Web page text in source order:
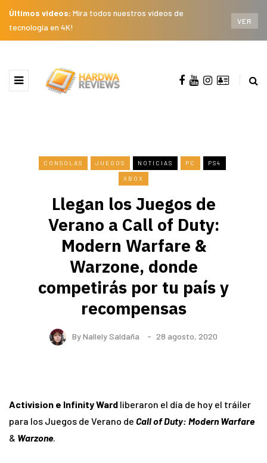
Últimos videos: Mira todos nuestros videos de
tecnología en 4K!
VER
CONSOLAS JUEGOS NOTICIAS PC PS4
XBOX
Llegan los Juegos de
Verano a Call of Duty:
Modern Warfare &
Warzone, donde
competirás por tu país y
recompensas
ByNallely Saldaña 28 agosto, 2020
Activision e Infinity Ward liberaron el día de hoy el tráiler
para los Juegos de Verano de Call of Duty: Modern Warfare
& Warzone.